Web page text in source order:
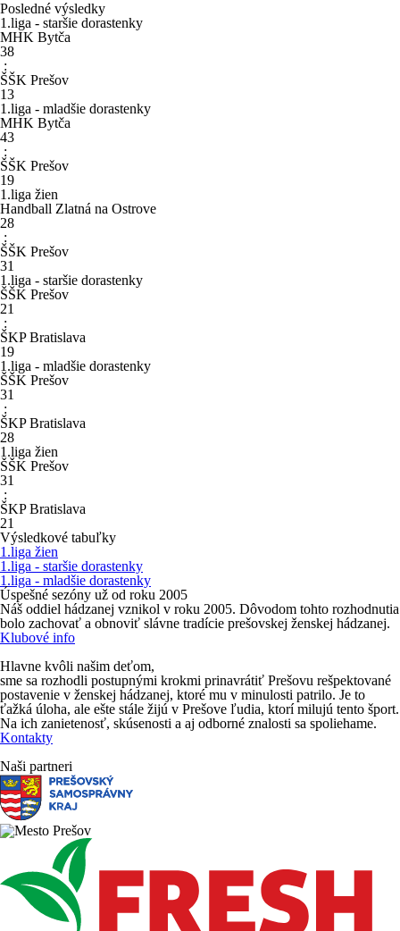
Posledné výsledky
1.liga - staršie dorastenky
MHK Bytča
38
:
ŠŠK Prešov
13
1.liga - mladšie dorastenky
MHK Bytča
43
:
ŠŠK Prešov
19
1.liga žien
Handball Zlatná na Ostrove
28
:
ŠŠK Prešov
31
1.liga - staršie dorastenky
ŠŠK Prešov
21
:
ŠKP Bratislava
19
1.liga - mladšie dorastenky
ŠŠK Prešov
31
:
ŠKP Bratislava
28
1.liga žien
ŠŠK Prešov
31
:
ŠKP Bratislava
21
Výsledkové tabuľky
1.liga žien
1.liga - staršie dorastenky
1.liga - mladšie dorastenky
Úspešné sezóny už od roku 2005
Náš oddiel hádzanej vznikol v roku 2005. Dôvodom tohto rozhodnutia
bolo zachovať a obnoviť slávne tradície prešovskej ženskej hádzanej.
Klubové info
Hlavne kvôli našim deťom,
sme sa rozhodli postupnými krokmi prinavrátiť Prešovu rešpektované
postavenie v ženskej hádzanej, ktoré mu v minulosti patrilo. Je to
ťažká úloha, ale ešte stále žijú v Prešove ľudia, ktorí milujú tento šport.
Na ich zanietenosť, skúsenosti a aj odborné znalosti sa spoliehame.
Kontakty
Naši partneri